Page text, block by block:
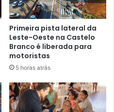
Primeira pista lateral da
Leste-Oeste na Castelo
Branco é liberada para
motoristas
5 horas atrás